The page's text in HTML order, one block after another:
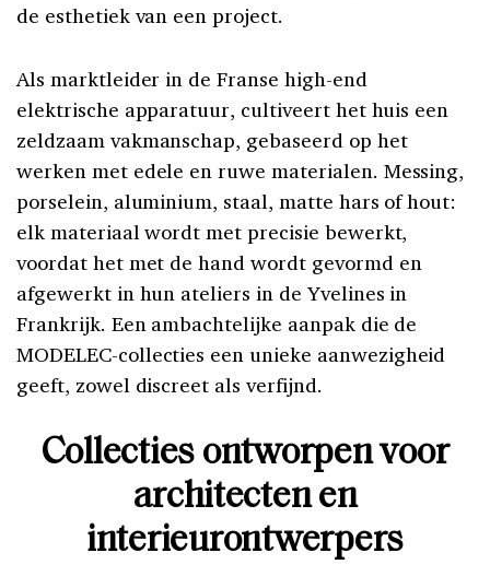
de esthetiek van een project.
Als marktleider in de Franse high-end
elektrische apparatuur, cultiveert het huis een
zeldzaam vakmanschap, gebaseerd op het
werken met edele en ruwe materialen. Messing,
porselein, aluminium, staal, matte hars of hout:
elk materiaal wordt met precisie bewerkt,
voordat het met de hand wordt gevormd en
afgewerkt in hun ateliers in de Yvelines in
Frankrijk. Een ambachtelijke aanpak die de
MODELEC-collecties een unieke aanwezigheid
geeft, zowel discreet als verfijnd.
Collecties ontworpen voor
architecten en
interieurontwerpers